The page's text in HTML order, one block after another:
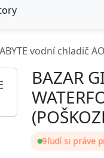
vodní chladič
BAZAR
9ľudí si práve